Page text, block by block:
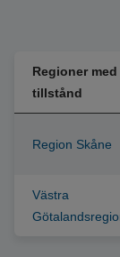
Regioner med
tillstånd
Region Skåne
Västra